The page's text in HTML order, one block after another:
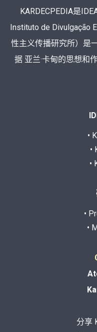
KARDECPEDIA是
Instituto de Divulgação
性主义传播研究所）是
据 亚兰·卡甸的思想和
•
•
•
•
•
分享